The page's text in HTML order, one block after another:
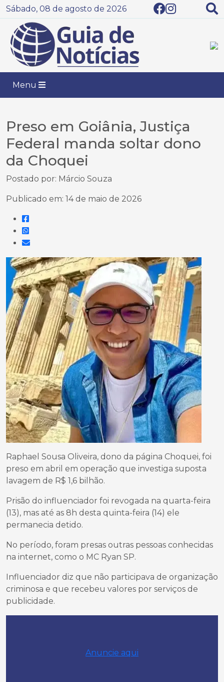
Sábado, 08 de agosto de 2026
Menu
Preso em Goiânia, Justiça
Federal manda soltar dono
da Choquei
Postado por: Márcio Souza
Publicado em: 14 de maio de 2026
Raphael Sousa Oliveira, dono da página Choquei, foi
preso em abril em operação que investiga suposta
lavagem de R$ 1,6 bilhão.
Prisão do influenciador foi revogada na quarta-feira
(13), mas até as 8h desta quinta-feira (14) ele
permanecia detido.
No período, foram presas outras pessoas conhecidas
na internet, como o MC Ryan SP.
Influenciador diz que não participava de organização
criminosa e que recebeu valores por serviços de
publicidade.
Anuncie aqui